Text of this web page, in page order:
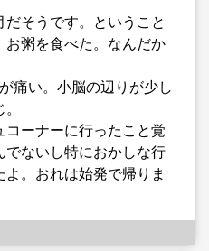
だそうです。ということ
お粥を食べた。なんだか
痛い。小脳の辺りが少し
コーナーに行ったこと覚
でないし特におかしな行
。おれは始発で帰りま